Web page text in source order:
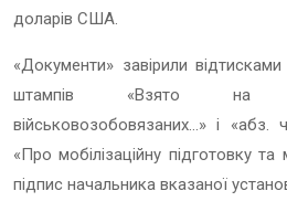
доларів США.
«Документи» завірили
штампів «Взято на
військовозобовязаних…» і
«Про мобілізаційну підготовку та
підпис начальника вказаної